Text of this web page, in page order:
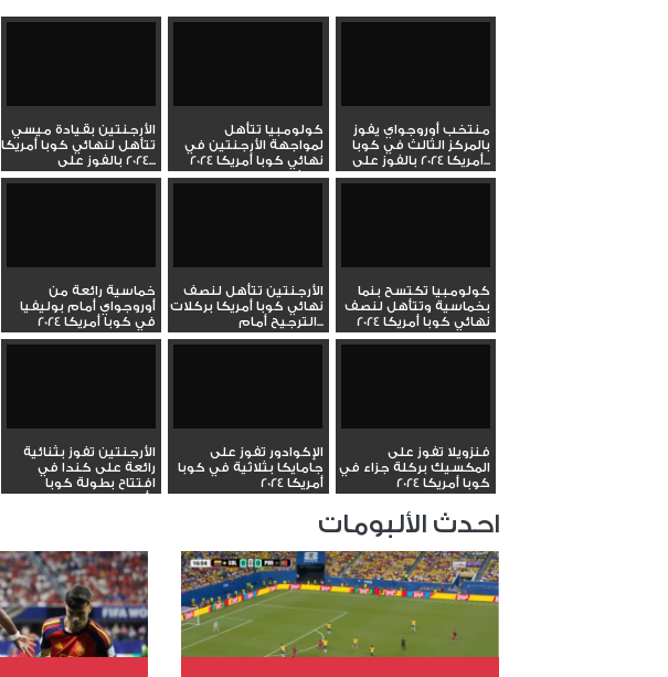
منتخب أوروجواي يفوز
بالمركز الثالث في كوبا
أمريكا 2024 بالفوز على...
كولومبيا تتأهل
لمواجهة الأرجنتين في
نهائي كوبا أمريكا 2024
بالفوز...
الأرجنتين بقيادة ميسي
تتأهل لنهائي كوبا أمريكا
2024 بالفوز على...
كولومبيا تكتسح بنما
بخماسية وتتأهل لنصف
نهائي كوبا أمريكا 2024
الأرجنتين تتأهل لنصف
نهائي كوبا أمريكا بركلات
الترجيح أمام...
خماسية رائعة من
أوروجواي أمام بوليفيا
في كوبا أمريكا 2024
فنزويلا تفوز على
المكسيك بركلة جزاء في
كوبا أمريكا 2024
الإكوادور تفوز على
جامايكا بثلاثية في كوبا
أمريكا 2024
الأرجنتين تفوز بثنائية
رائعة على كندا في
افتتاح بطولة كوبا
احدث الألبومات